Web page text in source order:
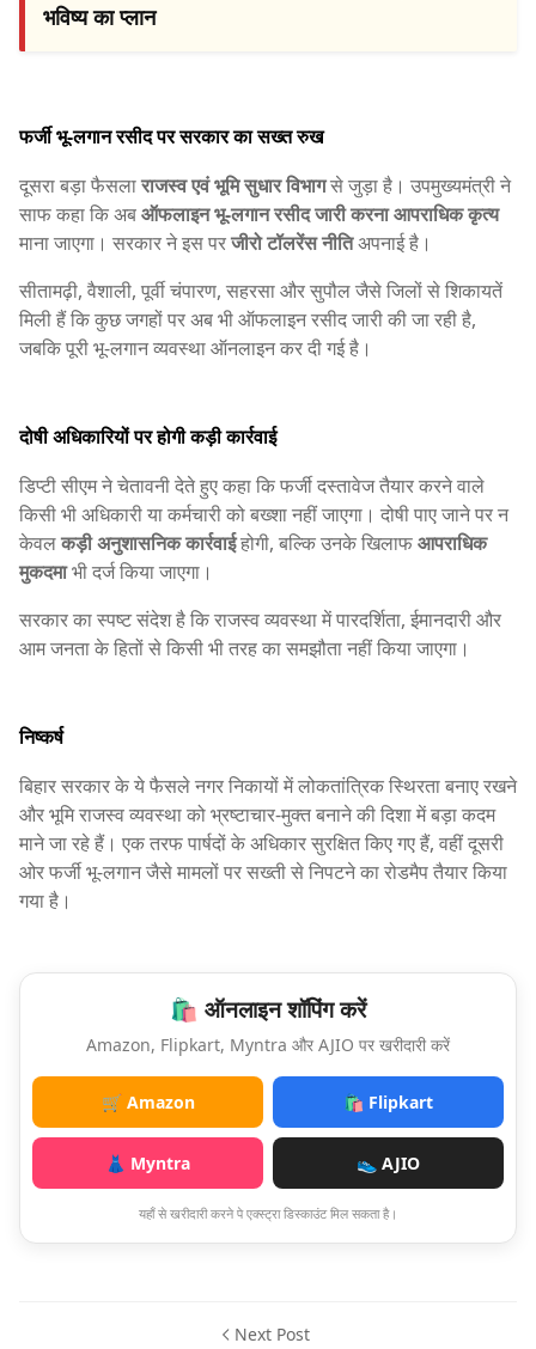
भविष्य का प्लान
फर्जी भू-लगान रसीद पर सरकार का सख्त रुख
दूसरा बड़ा फैसलाराजस्व एवं भूमि सुधार विभागसे जुड़ा है। उपमुख्यमंत्री ने
साफ कहा कि अबऑफलाइन भू-लगान रसीद जारी करना आपराधिक कृत्य
माना जाएगा। सरकार ने इस परजीरो टॉलरेंस नीतिअपनाई है।
सीतामढ़ी, वैशाली, पूर्वी चंपारण, सहरसा और सुपौल जैसे जिलों से शिकायतें
मिली हैं कि कुछ जगहों पर अब भी ऑफलाइन रसीद जारी की जा रही है,
जबकि पूरी भू-लगान व्यवस्था ऑनलाइन कर दी गई है।
दोषी अधिकारियों पर होगी कड़ी कार्रवाई
डिप्टी सीएम ने चेतावनी देते हुए कहा कि फर्जी दस्तावेज तैयार करने वाले
किसी भी अधिकारी या कर्मचारी को बख्शा नहीं जाएगा। दोषी पाए जाने पर न
केवलकड़ी अनुशासनिक कार्रवाईहोगी, बल्कि उनके खिलाफआपराधिक
मुकदमाभी दर्ज किया जाएगा।
सरकार का स्पष्ट संदेश है कि राजस्व व्यवस्था में पारदर्शिता, ईमानदारी और
आम जनता के हितों से किसी भी तरह का समझौता नहीं किया जाएगा।
निष्कर्ष
बिहार सरकार के ये फैसले नगर निकायों में लोकतांत्रिक स्थिरता बनाए रखने
और भूमि राजस्व व्यवस्था को भ्रष्टाचार-मुक्त बनाने की दिशा में बड़ा कदम
माने जा रहे हैं। एक तरफ पार्षदों के अधिकार सुरक्षित किए गए हैं, वहीं दूसरी
ओर फर्जी भू-लगान जैसे मामलों पर सख्ती से निपटने का रोडमैप तैयार किया
गया है।
🛍️ ऑनलाइन शॉपिंग करें
Amazon, Flipkart, Myntra और AJIO पर खरीदारी करें
🛒 Amazon 🛍️ Flipkart
👗 Myntra 👟 AJIO
यहाँ से खरीदारी करने पे एक्स्ट्रा डिस्काउंट मिल सकता है।
Next Post